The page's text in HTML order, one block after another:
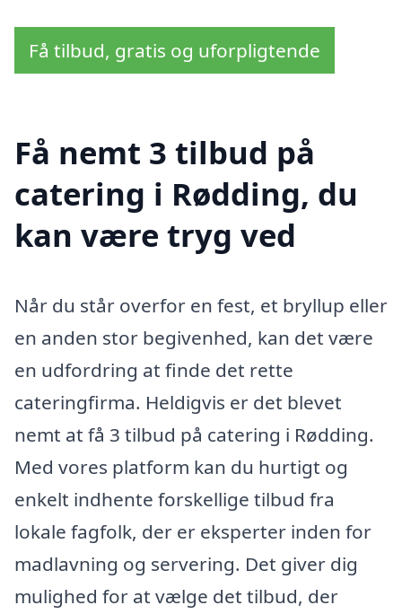
Få tilbud, gratis og uforpligtende
Få nemt 3 tilbud på
catering i Rødding, du
kan være tryg ved
Når du står overfor en fest, et bryllup eller
en anden stor begivenhed, kan det være
en udfordring at finde det rette
cateringfirma. Heldigvis er det blevet
nemt at få 3 tilbud på catering i Rødding.
Med vores platform kan du hurtigt og
enkelt indhente forskellige tilbud fra
lokale fagfolk, der er eksperter inden for
madlavning og servering. Det giver dig
mulighed for at vælge det tilbud, der